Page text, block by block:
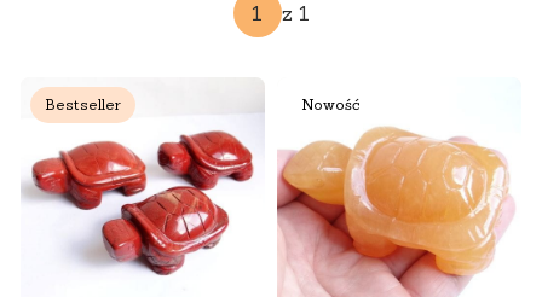
z 1
Bestseller Nowość